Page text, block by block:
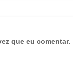
que eu comentar.